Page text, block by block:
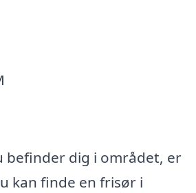
befinder dig i området, er
kan finde en frisør i